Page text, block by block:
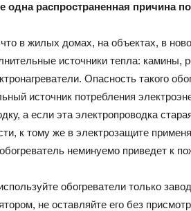
одна распространенная причина
в жилых домах, на объектах, в
источники тепла: камины,
Опасность такого
источник потребления
а если эта электропроводка
к тому же в электрозащите
неминуемо приведет к
обогреватели только
не оставляйте его без